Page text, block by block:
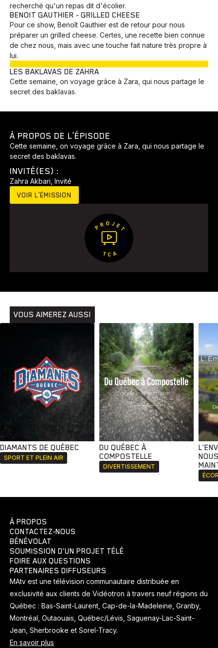
Animaux Avenir Bingo
Développement
Voyage
recherché qu'un repas dit d'écolier.
BENOIT GAUTHIER - GRILLED CHEESE
Pour ce show, Benoît Gauthier est de retour pour nous
préparer un grilled cheese. Certes, une recette bien connue
de chez nous, mais avec une touche fait nature très propre à
lui.
LES BAKLAVAS DE ZAHRA
Cette semaine, on voyage grâce à Zara, qui nous partage le
secret des baklavas.
À PROPOS DE L’ÉPISODE
Cette semaine, on voyage grâce à Zara, qui nous partage le
secret des baklavas.
INVITÉ(ES) :
Zahra Akbari, Invité
VOIR L’ÉMISSION
VOUS AIMEREZ AUSSI
DIAMANTS DE QUÉBEC
SPORT ET PLEIN AIR
DU QUÉBEC À
COMPOSTELLE
DIVERTISSEMENT
À PROPOS
CONTACTEZ-NOUS
BÉNÉVOLAT
SOUMISSION D'UN PROJET TÉLÉ
FOIRE AUX QUESTIONS
PARTENAIRES DIFFUSEURS
MAtv est une télévision communautaire distribuée en
exclusivité aux clients de Vidéotron à travers neuf régions du
Québec : Bas-Saint-Laurent, Cap-de-la-Madeleine, Granby,
Montréal, Outaouais, Québec/Lévis, Saguenay-Lac-Saint-
Jean, Sherbrooke et Sorel-Tracy.
En savoir plus